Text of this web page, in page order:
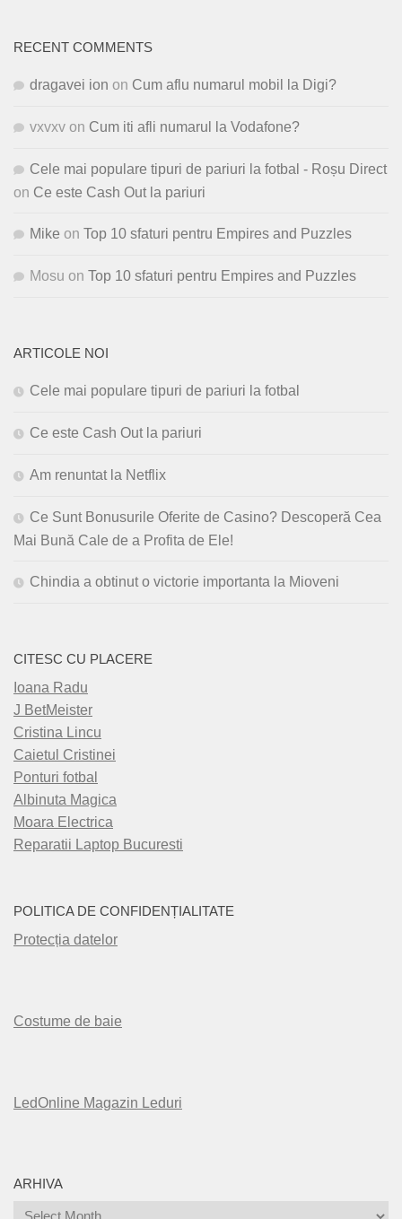
RECENT COMMENTS
dragavei ion on Cum aflu numarul mobil la Digi?
vxvxv on Cum iti afli numarul la Vodafone?
Cele mai populare tipuri de pariuri la fotbal - Roșu Direct
on Ce este Cash Out la pariuri
Mike on Top 10 sfaturi pentru Empires and Puzzles
Mosu on Top 10 sfaturi pentru Empires and Puzzles
ARTICOLE NOI
Cele mai populare tipuri de pariuri la fotbal
Ce este Cash Out la pariuri
Am renuntat la Netflix
Ce Sunt Bonusurile Oferite de Casino? Descoperă Cea
Mai Bună Cale de a Profita de Ele!
Chindia a obtinut o victorie importanta la Mioveni
CITESC CU PLACERE
Ioana Radu
J BetMeister
Cristina Lincu
Caietul Cristinei
Ponturi fotbal
Albinuta Magica
Moara Electrica
Reparatii Laptop Bucuresti
POLITICA DE CONFIDENȚIALITATE
Protecția datelor
Costume de baie
LedOnline Magazin Leduri
ARHIVA
Arhiva